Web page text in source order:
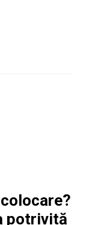
potrivită